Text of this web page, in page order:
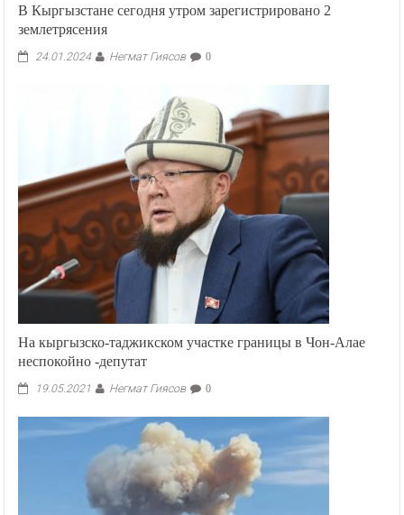
В Кыргызстане сегодня утром зарегистрировано 2
землетрясения
24.01.2024 Негмат Гиясов 0
На кыргызско-таджикском участке границы в Чон-Алае
неспокойно -депутат
19.05.2021 Негмат Гиясов 0